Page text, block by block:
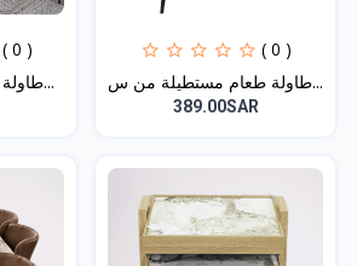
( 0 )
طاولة طعام مربعة رخامية...
( 0 )
طاولة طعام مستطيلة من س...
389.00SAR